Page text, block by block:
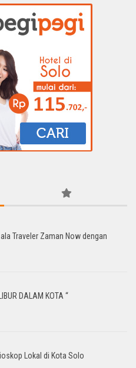
Traveler Zaman Now dengan
DALAM KOTA “
Lokal di Kota Solo